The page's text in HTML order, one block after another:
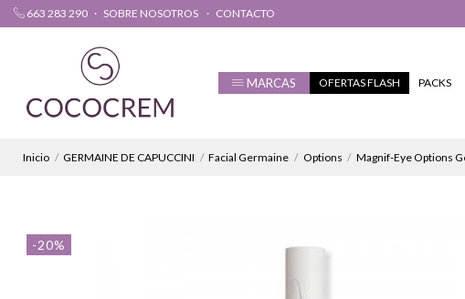
663 283 290 SOBRE NOSOTROS CONTACTO
MARCAS OFERTAS FLASH PACKS
Inicio GERMAINE DE CAPUCCINI Facial Germaine Options Magnif-Eye Options
-20%